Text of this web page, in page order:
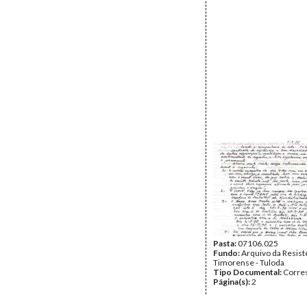
Pasta:07106.025
Fundo:Arquivo da
Timorense - Tuloda
Tipo Documental:
Página(s):2